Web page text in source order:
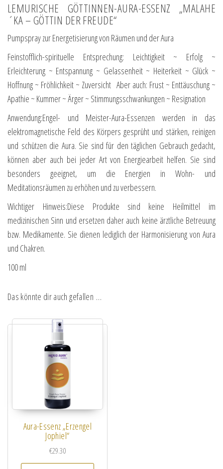
LEMURISCHE GÖTTINNEN-AURA-ESSENZ „MALAHE
´KA – GÖTTIN DER FREUDE“
Pumpspray zur Energetisierung von Räumen und der Aura
Feinstofflich-spirituelle Entsprechung: Leichtigkeit ~ Erfolg ~
Erleichterung ~ Entspannung ~ Gelassenheit ~ Heiterkeit ~ Glück ~
Hoffnung ~ Fröhlichkeit ~ Zuversicht Aber auch: Frust ~ Enttäuschung ~
Apathie ~ Kummer ~ Ärger ~ Stimmungsschwankungen ~ Resignation
Anwendung:Engel- und Meister-Aura-Essenzen werden in das
elektromagnetische Feld des Körpers gesprüht und stärken, reinigen
und schützen die Aura. Sie sind für den täglichen Gebrauch gedacht,
können aber auch bei jeder Art von Energiearbeit helfen. Sie sind
besonders geeignet, um die Energien in Wohn- und
Meditationsräumen zu erhöhen und zu verbessern.
Wichtiger Hinweis:Diese Produkte sind keine Heilmittel im
medizinischen Sinn und ersetzen daher auch keine ärztliche Betreuung
bzw. Medikamente. Sie dienen lediglich der Harmonisierung von Aura
und Chakren.
100 ml
Das könnte dir auch gefallen …
Aura-Essenz „Erzengel
Jophiel“
€29.30